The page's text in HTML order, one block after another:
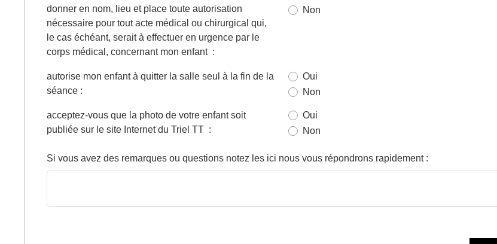
donner en nom, lieu et place toute autorisation
nécessaire pour tout acte médical ou chirurgical qui,
le cas échéant, serait à effectuer en urgence par le
corps médical, concernant mon enfant :
Non
autorise mon enfant à quitter la salle seul à la fin de la
séance :
Oui
Non
acceptez-vous que la photo de votre enfant soit
publiée sur le site Internet du Triel TT :
Oui
Non
Si vous avez des remarques ou questions notez les ici nous vous répondrons rapidement: